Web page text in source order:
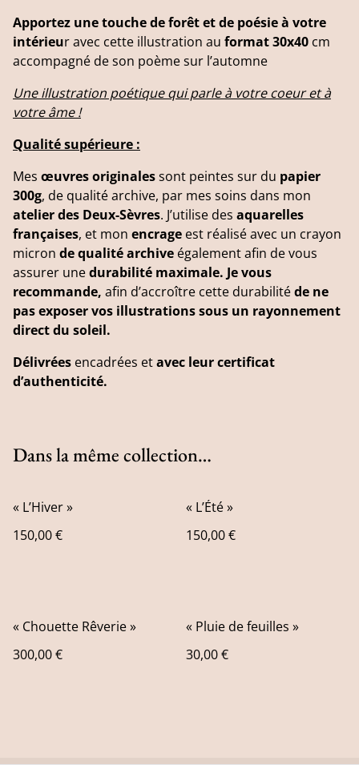
Apportez une touche de forêt et de poésie à votre
intérieur avec cette illustration au format 30x40 cm
accompagné de son poème sur l’automne
Une illustration poétique qui parle à votre coeur et à
votre âme !
Qualité supérieure :
Mes œuvres originalessont peintes sur du papier
300g, de qualité archive, par mes soins dans mon
atelier des Deux-Sèvres. J’utilise des aquarelles
françaises, et mon encrage est réalisé avec un crayon
micron de qualité archive également afin de vous
assurer unedurabilité maximale. Je vous
recommande, afin d’accroître cette durabilitéde ne
pas exposer vos illustrations sous un rayonnement
direct du soleil.
Délivrées encadrées etavec leur certificat
d’authenticité.
Dans la même collection…
« L’Hiver »
150,00 €
« L’Été »
150,00 €
« Chouette Rêverie »
300,00 €
« Pluie de feuilles »
30,00 €